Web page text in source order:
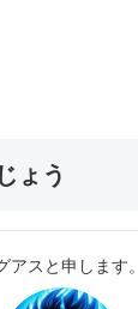
ょう
アスと申します。